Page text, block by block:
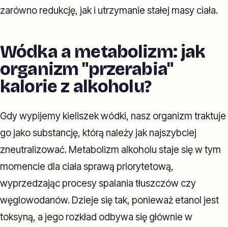
zarówno redukcję, jak i utrzymanie stałej masy ciała.
Wódka a metabolizm: jak
organizm "przerabia"
kalorie z alkoholu?
Gdy wypijemy kieliszek wódki, nasz organizm traktuje
go jako substancję, którą należy jak najszybciej
zneutralizować. Metabolizm alkoholu staje się w tym
momencie dla ciała sprawą priorytetową,
wyprzedzając procesy spalania tłuszczów czy
węglowodanów. Dzieje się tak, ponieważ etanol jest
toksyną, a jego rozkład odbywa się głównie w